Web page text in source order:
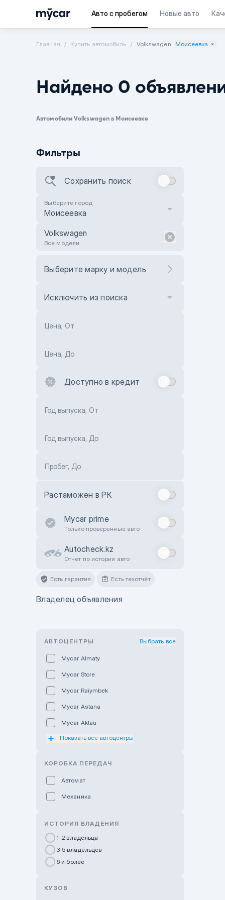
Авто с пробегом Новые авто
Главная Купить автомобиль Volkswagen Моисеевка
Найдено 0
Автомобили Volkswagen в Моисеевке
Фильтры
Сохранить поиск
Выберите город
Моисеевка
Volkswagen
Все модели
Выберите марку и модель
Исключить из поиска
Цена, От
Цена, До
Доступно в кредит
Год выпуска, От
Год выпуска, До
Пробег, До
Растаможен в РК
Mycar prime
Только проверенные авто
Autocheck.kz
Отчет по истории авто
Есть гарантия Есть техотчёт
Владелец объявления
АВТОЦЕНТРЫ Выбрать все
Mycar Almaty
Mycar Store
Mycar Raiymbek
Mycar Astana
Mycar Aktau
Mycar Uralsk
GWM Nurly Zhol
Chery Astana
Показать все автоцентры
КОРОБКА ПЕРЕДАЧ
Автомат
Механика
ИСТОРИЯ ВЛАДЕНИЯ
1-2 владельца
3-5 владельцев
6 и более
КУЗОВ